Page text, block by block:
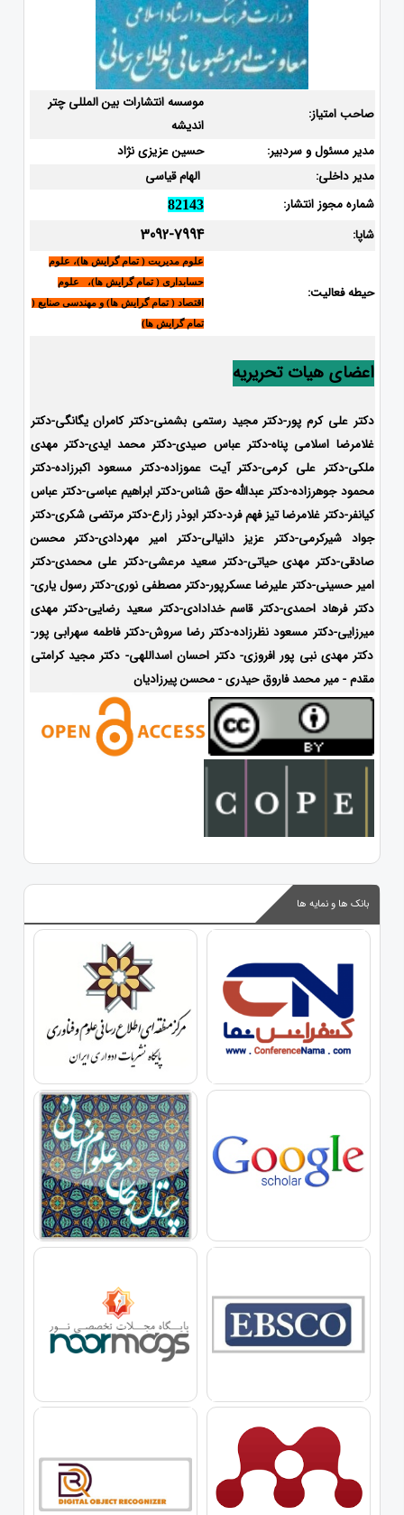
صاحب امتیاز:
موسسه انتشارات بین المللی چتر
اندیشه
مدیر مسئول و سردبیر:
حسین عزیزی نژاد
مدیر داخلی:
الهام قیاسی
شماره مجوز انتشار:
82143
شاپا: 3092-7994
حیطه فعالیت:
علوم مدیریت ( تمام گرایش ها)، علوم
حسابداری ( تمام گرایش ها)، علوم
اقتصاد ( تمام گرایش ها) و مهندسی صنایع (
تمام گرایش ها)
اعضای هیات تحریریه
دکتر علی کرم پور-دکتر مجید رستمی بشمنی-دکتر کامران یگانگی-دکتر
غلامرضا اسلامی پناه-دکتر عباس صیدی-دکتر محمد ایدی-دکتر مهدی
ملکی-دکتر علی کرمی-دکتر آیت عموزاده-دکتر مسعود اکبرزاده-دکتر
محمود جوهرزاده-دکتر عبدالله حق شناس-دکتر ابراهیم عباسی-دکتر عباس
کیانفر-دکتر غلامرضا تیز فهم فرد-دکتر ابوذر زارع-دکتر مرتضی شکری-دکتر
جواد شیرکرمی-دکتر عزیز دانیالی-دکتر امیر مهردادی-دکتر محسن
صادقی-دکتر مهدی حیاتی-دکتر سعید مرعشی-دکتر علی محمدی-دکتر
امیر حسینی-دکتر علیرضا عسکرپور-دکتر مصطفی نوری-دکتر رسول یاری-
دکتر فرهاد احمدی-دکتر قاسم خدادادی-دکتر سعید رضایی-دکتر مهدی
میرزایی-دکتر مسعود نظرزاده-دکتر رضا سروش-دکتر فاطمه سهرابی پور-
دکتر مهدی نبی پور افروزی- دکتر احسان اسداللهی- دکتر مجید کرامتی
مقدم - میر محمد فاروق حیدری - محسن پیرزادیان
بانک ها و نمایه ها